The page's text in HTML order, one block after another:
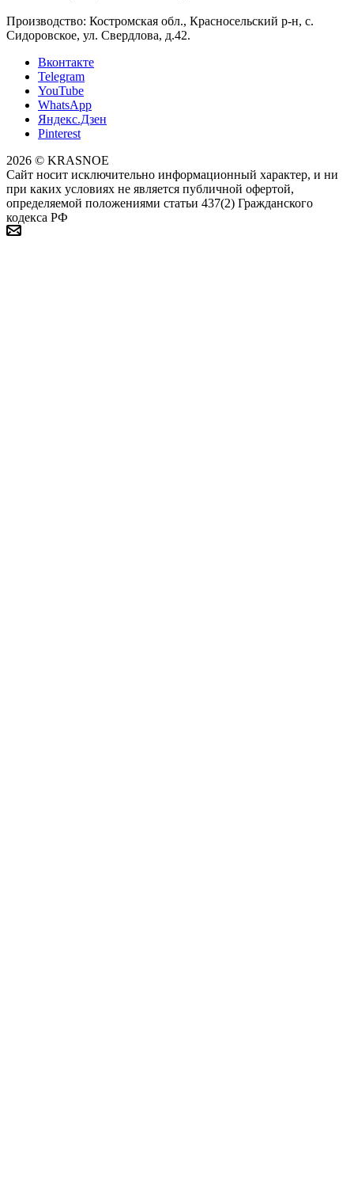
Производство: Костромская обл., Красносельский р-н, с.
Сидоровское, ул. Свердлова, д.42.
Вконтакте
Telegram
YouTube
WhatsApp
Яндекс.Дзен
Pinterest
2026 © KRASNOE
Сайт носит исключительно информационный характер, и ни
при каких условиях не является публичной офертой,
определяемой положениями статьи 437(2) Гражданского
кодекса РФ